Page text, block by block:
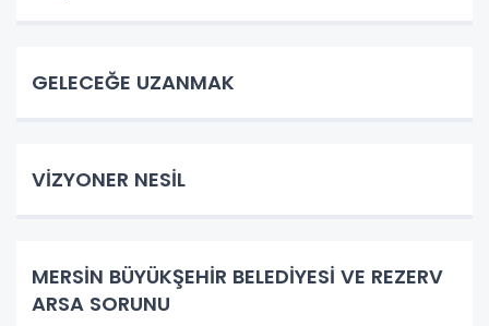
GELECEĞE UZANMAK
VİZYONER NESİL
MERSİN BÜYÜKŞEHİR BELEDİYESİ VE REZERV
ARSA SORUNU